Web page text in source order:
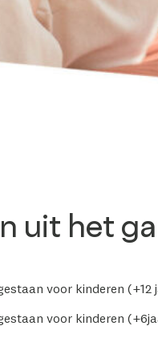
uit het
voor kinderen (+12
voor kinderen